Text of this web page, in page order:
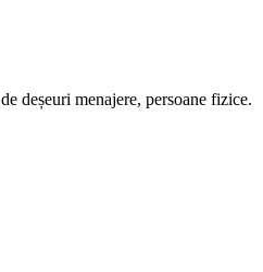
deșeuri menajere, persoane fizice.